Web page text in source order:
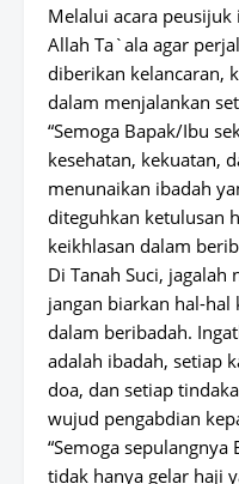
Melalui acara
Allah Ta`ala agar
diberikan kelancaran,
dalam menjalankan
“Semoga Bapak/Ibu
kesehatan, kekuatan,
menunaikan ibadah
diteguhkan ketulusan
keikhlasan dalam
Di Tanah Suci,
jangan biarkan hal-hal
dalam beribadah.
adalah ibadah, setiap
doa, dan setiap
wujud pengabdian
“Semoga
tidak hanya gelar haji